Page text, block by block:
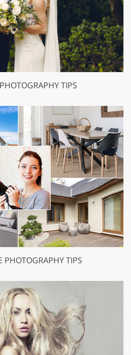
TIPS
PHOTOGRAPHY TIPS